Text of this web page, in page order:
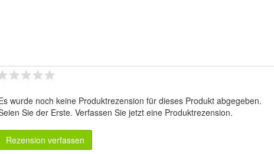
wurde noch keine Produktrezension für dieses Produkt abgegeben.
Sie der Erste. Verfassen Sie jetzt eine Produktrezension.
Rezension verfassen